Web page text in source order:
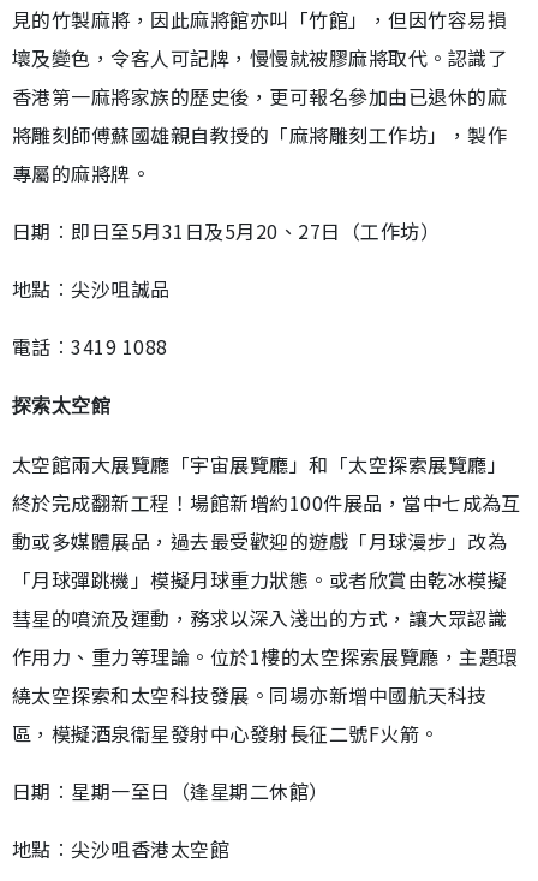
見的竹製麻將，因此麻將館亦叫「竹館」，但因竹容易損
壞及變色，令客人可記牌，慢慢就被膠麻將取代。認識了
香港第一麻將家族的歷史後，更可報名參加由已退休的麻
將雕刻師傅蘇國雄親自教授的「麻將雕刻工作坊」，製作
專屬的麻將牌。
日期︰即日至5月31日及5月20、27日（工作坊）
地點︰尖沙咀誠品
電話︰3419 1088
探索太空館
太空館兩大展覽廳「宇宙展覽廳」和「太空探索展覽廳」
終於完成翻新工程！場館新增約100件展品，當中七成為互
動或多媒體展品，過去最受歡迎的遊戲「月球漫步」改為
「月球彈跳機」模擬月球重力狀態。或者欣賞由乾冰模擬
彗星的噴流及運動，務求以深入淺出的方式，讓大眾認識
作用力、重力等理論。位於1樓的太空探索展覽廳，主題環
繞太空探索和太空科技發展。同場亦新增中國航天科技
區，模擬酒泉衞星發射中心發射長征二號F火箭。
日期︰星期一至日（逢星期二休館）
地點︰尖沙咀香港太空館